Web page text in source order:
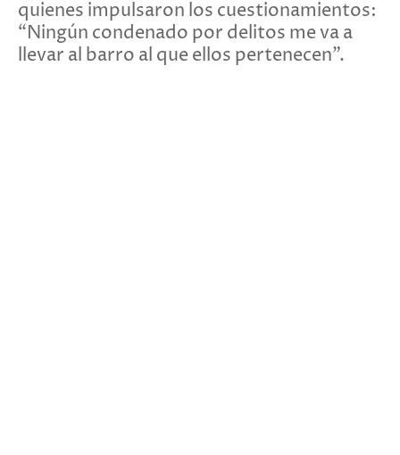
quienes impulsaron los cuestionamientos:
“Ningún condenado por delitos me va a
llevar al barro al que ellos pertenecen”.